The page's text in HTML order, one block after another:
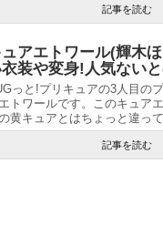
記事を読む
アエトワール(輝木
衣装や変身!人気ない
っと!プリキュアの3人目の
トワールです。このキュア
黄キュアとはちょっと違っ
記事を読む